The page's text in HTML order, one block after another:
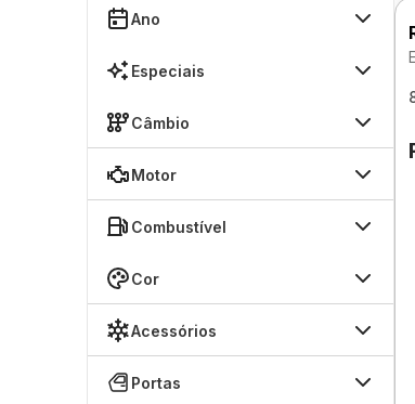
Ano
Especiais
Câmbio
Motor
Combustível
Cor
Acessórios
Portas